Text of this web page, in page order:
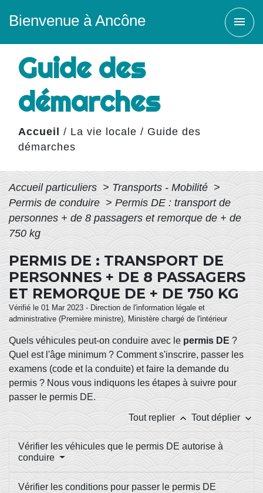
Bienvenue à Ancône menu
Guide des
démarches
Accueil / La vie locale / Guide des
démarches
Accueil particuliers > Transports - Mobilité >
Permis de conduire > Permis DE : transport de
personnes + de 8 passagers et remorque de + de
750 kg
PERMIS DE : TRANSPORT DE
PERSONNES + DE 8 PASSAGERS
ET REMORQUE DE + DE 750 KG
Vérifié le 01 Mar 2023 - Direction de l'information légale et
administrative (Première ministre), Ministère chargé de l'intérieur
Quels véhicules peut-on conduire avec le permis DE ?
Quel est l'âge minimum ? Comment s'inscrire, passer les
examens (code et la conduite) et faire la demande du
permis ? Nous vous indiquons les étapes à suivre pour
passer le permis DE.
Tout replier keyboard_arrow_up Tout déplier keyboard_arrow_down
Vérifier les véhicules que le permis DE autorise à
conduire
Vérifier les conditions pour passer le permis DE